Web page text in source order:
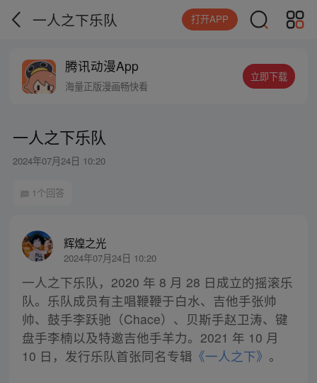
一人之下乐队 打开APP
腾讯动漫App
海量正版漫画畅快看
立即下载
一人之下乐队
2024年07月24日 10:20
1个回答
辉煌之光
2024年07月24日 10:20
一人之下乐队，2020 年 8 月 28 日成立的摇滚乐
队。乐队成员有主唱鞭鞭于白水、吉他手张帅
帅、鼓手李跃驰（Chace）、贝斯手赵卫涛、键
盘手李楠以及特邀吉他手羊力。2021 年 10 月
10 日，发行乐队首张同名专辑 《一人之下》 。